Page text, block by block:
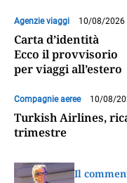
Agenzie viaggi 10/08/2026
Carta d’identità
Ecco il provvisorio
per viaggi all’estero
Compagnie aeree 10/08/
Turkish Airlines,
trimestre
Il